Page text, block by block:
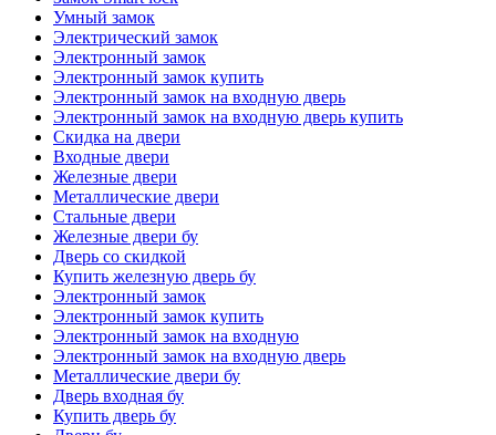
Умный замок
Электрический замок
Электронный замок
Электронный замок купить
Электронный замок на входную дверь
Электронный замок на входную дверь купить
Скидка на двери
Входные двери
Железные двери
Металлические двери
Стальные двери
Железные двери бу
Дверь со скидкой
Купить железную дверь бу
Электронный замок
Электронный замок купить
Электронный замок на входную
Электронный замок на входную дверь
Металлические двери бу
Дверь входная бу
Купить дверь бу